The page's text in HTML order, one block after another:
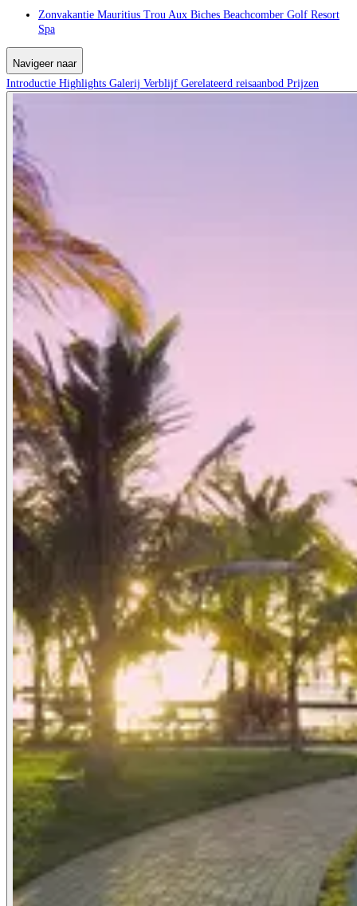
Zonvakantie Mauritius Trou Aux Biches Beachcomber Golf Resort
Spa
Navigeer naar
Introductie Highlights Galerij Verblijf Gerelateerd reisaanbod Prijzen